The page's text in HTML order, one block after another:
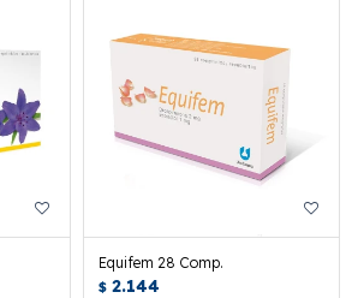
Equifem 28 Comp.
$ 2.144